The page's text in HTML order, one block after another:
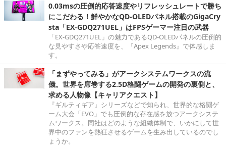
0.03msの圧倒的応答速度やリフレッシュレートで勝ち
にこだわる！鮮やかなQD-OLEDパネル搭載のGigaCry
sta「EX-GDQ271UEL」はFPSゲーマー注目の武器
「EX-GDQ271UEL」の魅力であるQD-OLEDパネルの圧倒的
な見やすさや応答速度を、『Apex Legends』で体感しま
す。
「まずやってみる」がアークシステムワークスの流
儀。世界を席巻する2.5D格闘ゲームの開発の裏側と、
求める人物像【キャリアクエスト】
『ギルティギア』シリーズなどで知られ、世界的な格闘ゲ
ーム大会「EVO」でも圧倒的な存在感を放つアークシステ
ムワークス。同社はどのような組織体制で、いかにして世
界中のファンを熱狂させるゲームを生み出しているのでし
ょうか。